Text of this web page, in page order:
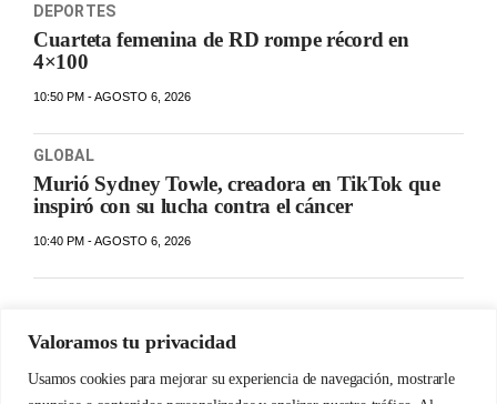
Valoramos tu privacidad
Usamos cookies para mejorar su experiencia de navegación, mostrarle
DEPORTES
Cuarteta femenina de RD rompe récord en
4×100
10:50 PM - AGOSTO 6, 2026
GLOBAL
Murió Sydney Towle, creadora en TikTok que
inspiró con su lucha contra el cáncer
10:40 PM - AGOSTO 6, 2026